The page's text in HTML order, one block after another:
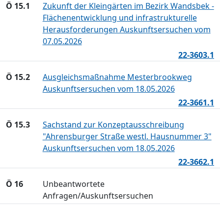
Ö 15.1
Zukunft der Kleingärten im Bezirk Wandsbek -
Flächenentwicklung und infrastrukturelle
Herausforderungen Auskunftsersuchen vom
07.05.2026
22-3603.1
Ö 15.2
Ausgleichsmaßnahme Mesterbrookweg
Auskunftsersuchen vom 18.05.2026
22-3661.1
Ö 15.3
Sachstand zur Konzeptausschreibung
"Ahrensburger Straße westl. Hausnummer 3"
Auskunftsersuchen vom 18.05.2026
22-3662.1
Ö 16
Unbeantwortete
Anfragen/Auskunftsersuchen